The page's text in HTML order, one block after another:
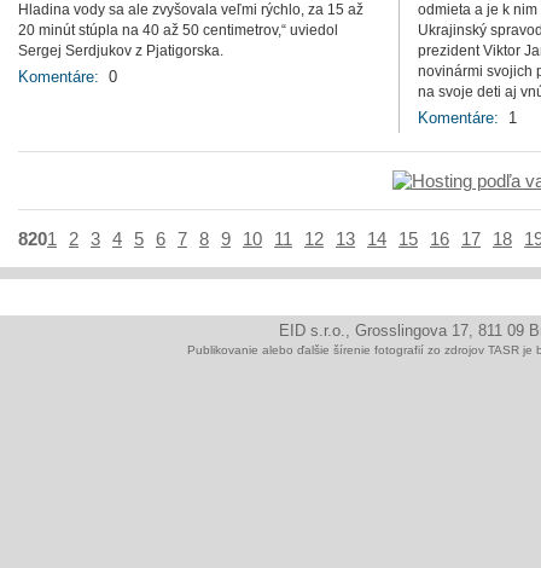
Hladina vody sa ale zvyšovala veľmi rýchlo, za 15 až
20 minút stúpla na 40 až 50 centimetrov,“ uviedol
Sergej Serdjukov z Pjatigorska.
Komentáre: 0
odmieta a je k
Ukrajinský
prezident Viktor
novinármi svojich
na svoje deti aj
Komentáre: 1
8201 2 3 4 5 6 7 8 9 10 11 12 13 14 15 16 17 18
EID s.r.o., Grosslingova 17, 811 09
Publikovanie alebo ďalšie šírenie fotografií zo zdrojov TASR